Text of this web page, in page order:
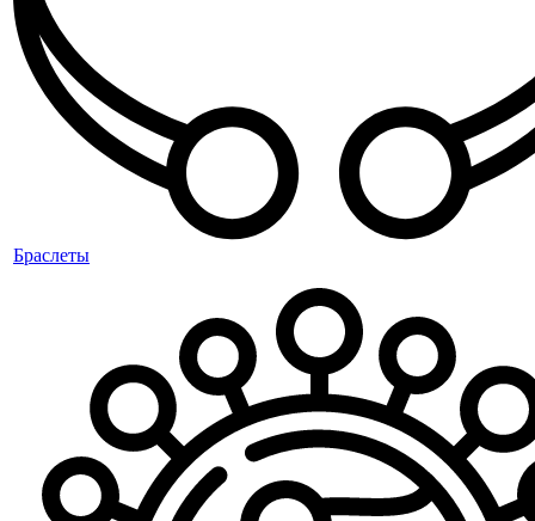
Браслеты